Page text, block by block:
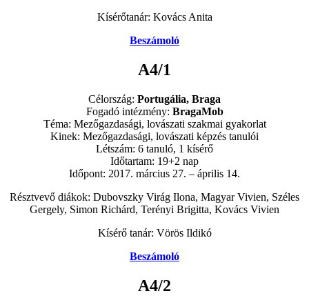
Kísérőtanár: Kovács Anita
Beszámoló
A4/1
Célország: Portugália, Braga
Fogadó intézmény: BragaMob
Téma: Mezőgazdasági, lovászati szakmai gyakorlat
Kinek: Mezőgazdasági, lovászati képzés tanulói
Létszám: 6 tanuló, 1 kísérő
Időtartam: 19+2 nap
Időpont: 2017. március 27. – április 14.
Résztvevő diákok: Dubovszky Virág Ilona, Magyar Vivien, Széles
Gergely, Simon Richárd, Terényi Brigitta, Kovács Vivien
Kísérő tanár: Vörös Ildikó
Beszámoló
A4/2